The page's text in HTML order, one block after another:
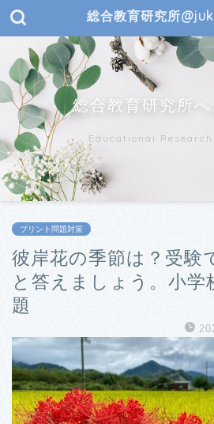
総合教育研究所
総合教育研究所
Educational
プリント問題対策
彼岸花の季節は？受験
と答えましょう。小学
題